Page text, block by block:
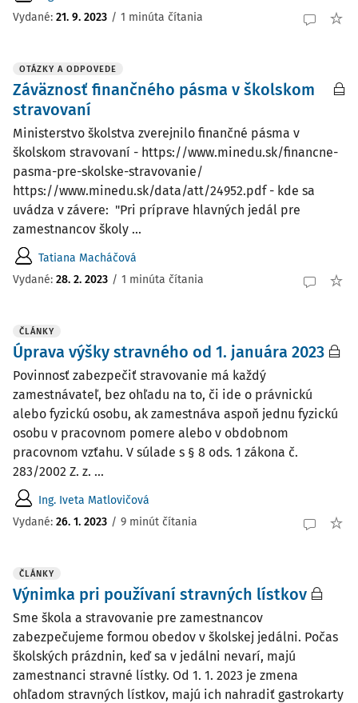
Vydané: 21. 9. 2023 / 1 minúta čítania
OTÁZKY A ODPOVEDE
Záväznosť finančného pásma v školskom
stravovaní
Ministerstvo školstva zverejnilo finančné pásma v
školskom stravovaní - https://www.minedu.sk/financne-
pasma-pre-skolske-stravovanie/
https://www.minedu.sk/data/att/24952.pdf - kde sa
uvádza v závere: "Pri príprave hlavných jedál pre
zamestnancov školy ...
Tatiana Macháčová
Vydané: 28. 2. 2023 / 1 minúta čítania
ČLÁNKY
Úprava výšky stravného od 1. januára 2023
Povinnosť zabezpečiť stravovanie má každý
zamestnávateľ, bez ohľadu na to, či ide o právnickú
alebo fyzickú osobu, ak zamestnáva aspoň jednu fyzickú
osobu v pracovnom pomere alebo v obdobnom
pracovnom vzťahu. V súlade s § 8 ods. 1 zákona č.
283/2002 Z. z. ...
Ing. Iveta Matlovičová
Vydané: 26. 1. 2023 / 9 minút čítania
ČLÁNKY
Výnimka pri používaní stravných lístkov
Sme škola a stravovanie pre zamestnancov
zabezpečujeme formou obedov v školskej jedálni. Počas
školských prázdnin, keď sa v jedálni nevarí, majú
zamestnanci stravné lístky. Od 1. 1. 2023 je zmena
ohľadom stravných lístkov, majú ich nahradiť gastrokarty